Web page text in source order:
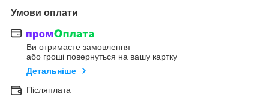
Умови оплати
Ви отримаєте замовлення
або гроші повернуться на вашу картку
Детальніше
Післяплата